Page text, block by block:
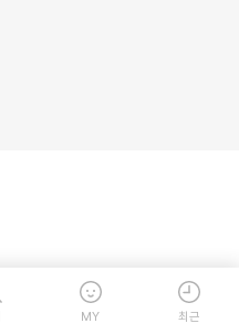
MY 최근